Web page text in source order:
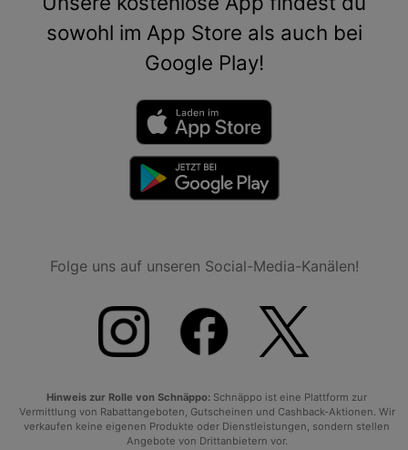
sowohl im App Store als auch bei
Google Play!
Folge uns auf unseren Social-Media-Kanälen!
Hinweis zur Rolle von Schnäppo: Schnäppo ist eine Plattform zur
Vermittlung von Rabattangeboten, Gutscheinen und Cashback-Aktionen. Wir
verkaufen keine eigenen Produkte oder Dienstleistungen, sondern stellen
Angebote von Drittanbietern vor.